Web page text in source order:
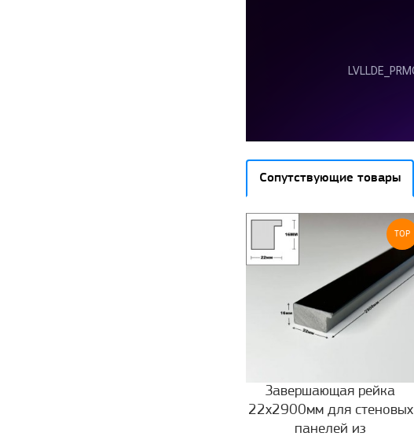
Сопутствующие товары
TOP
Завершающая рейка
22х2900мм для стеновых
панелей из